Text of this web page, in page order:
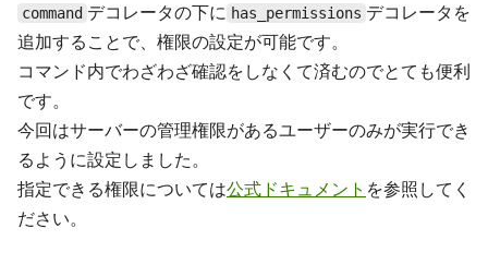
command デコレータの下に has_permissions デコレータを
追加することで、権限の設定が可能です。
コマンド内でわざわざ確認をしなくて済むのでとても便利
です。
今回はサーバーの管理権限があるユーザーのみが実行でき
るように設定しました。
指定できる権限については公式ドキュメント を参照してく
ださい。